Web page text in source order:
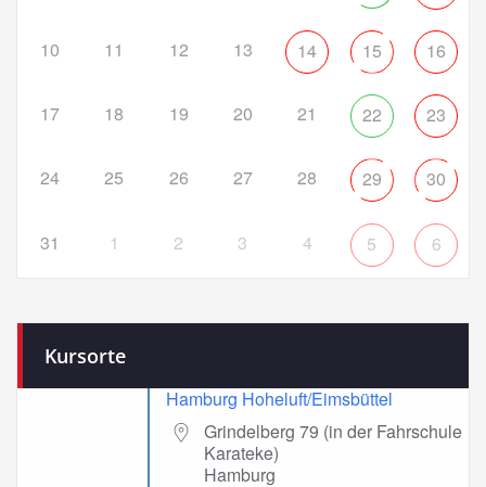
10 11 12 13 14 15 16
17 18 19 20 21 22 23
24 25 26 27 28 29 30
31 1 2 3 4 5 6
Kursorte
Hamburg Hoheluft/Eimsbüttel
Grindelberg 79 (in der Fahrschule
Karateke)
Hamburg